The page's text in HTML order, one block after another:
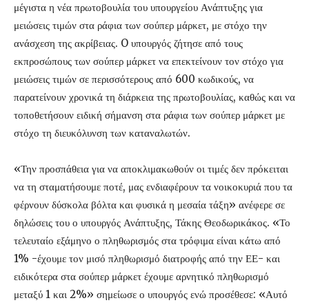
μέγιστα η νέα πρωτοβουλία του υπουργείου Ανάπτυξης για
μειώσεις τιμών στα ράφια των σούπερ μάρκετ, με στόχο την
ανάσχεση της ακρίβειας. O υπουργός ζήτησε από τους
εκπροσώπους των σούπερ μάρκετ να επεκτείνουν τον στόχο για
μειώσεις τιμών σε περισσότερους από 600 κωδικούς, να
παρατείνουν χρονικά τη διάρκεια της πρωτοβουλίας, καθώς και να
τοποθετήσουν ειδική σήμανση στα ράφια των σούπερ μάρκετ με
στόχο τη διευκόλυνση των καταναλωτών.
«Την προσπάθεια για να αποκλιμακωθούν οι τιμές δεν πρόκειται
να τη σταματήσουμε ποτέ, μας ενδιαφέρουν τα νοικοκυριά που τα
φέρνουν δύσκολα βόλτα και φυσικά η μεσαία τάξη» ανέφερε σε
δηλώσεις του ο υπουργός Ανάπτυξης, Τάκης Θεοδωρικάκος. «Το
τελευταίο εξάμηνο ο πληθωρισμός στα τρόφιμα είναι κάτω από
1% -έχουμε τον μισό πληθωρισμό διατροφής από την ΕΕ- και
ειδικότερα στα σούπερ μάρκετ έχουμε αρνητικό πληθωρισμό
μεταξύ 1 και 2%» σημείωσε ο υπουργός ενώ προσέθεσε: «Αυτό